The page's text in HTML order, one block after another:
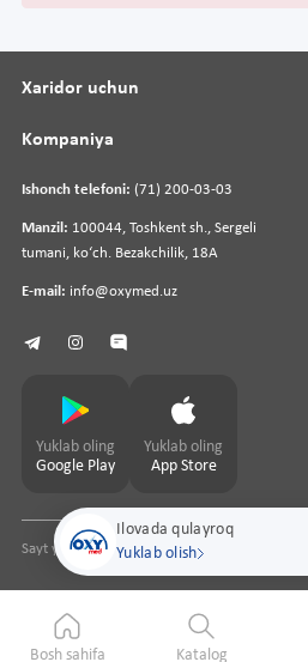
Ilovada qulayroq
Yuklab olish
Ishonch telefoni: (71) 200-03-03
Manzil: 100044, Toshkent sh., Sergeli
tumani, koʻch. Bezakchilik, 18A
E-mail: info@oxymed.uz
Xaridor uchun
Kompaniya
Yuklab oling
Google Play
Yuklab oling
App Store
Sayt yaratuvchipharmit.uz
Bosh sahifa Katalog